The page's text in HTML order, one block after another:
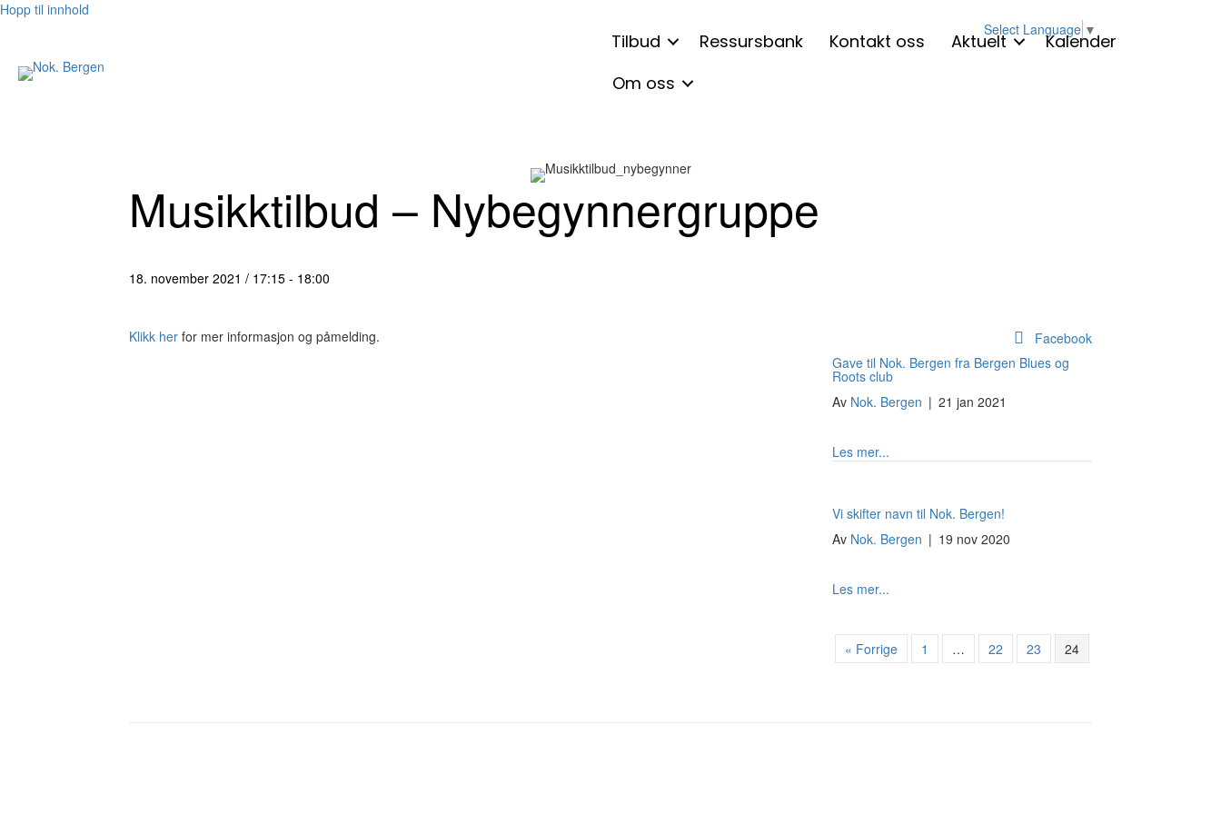
Hopp til innhold
Select Language ▼
Tilbud Ressursbank Kontakt oss Aktuelt
Kalender
Om oss
Musikktilbud – Nybegynnergruppe
18. november 2021 / 17:15 - 18:00
Klikk her for mer informasjon og påmelding.
Facebook
Gave til Nok. Bergen fra Bergen Blues og
Roots club
Av Nok. Bergen | 21 jan 2021
Les mer...
Vi skifter navn til Nok. Bergen!
Av Nok. Bergen | 19 nov 2020
Les mer...
« Forrige 1 … 22 23 24